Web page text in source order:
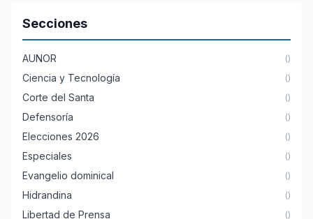
Secciones
AUNOR ()
Ciencia y Tecnología ()
Corte del Santa ()
Defensoría ()
Elecciones 2026 ()
Especiales ()
Evangelio dominical ()
Hidrandina ()
Libertad de Prensa ()